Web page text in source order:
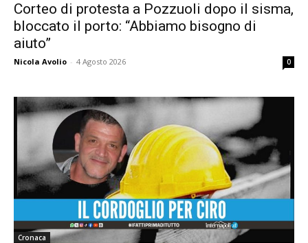
Corteo di protesta a Pozzuoli dopo il sisma,
bloccato il porto: “Abbiamo bisogno di
aiuto”
Nicola Avolio - 4 Agosto 2026 0
Cronaca